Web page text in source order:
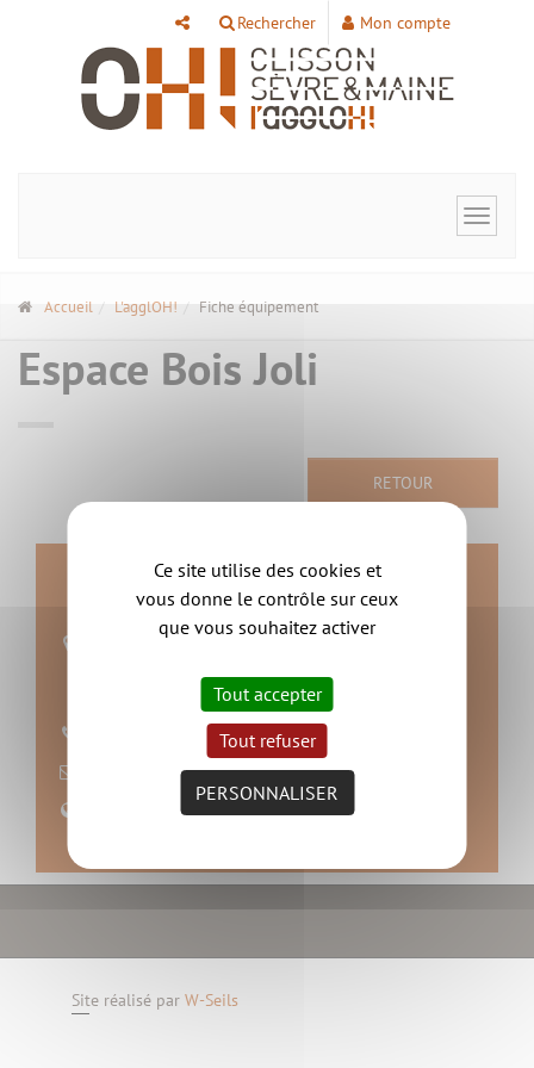
Rechercher Mon compte
Toggle
Accueil L'agglOH! Fiche équipement
Espace Bois Joli
RETOUR
Contact
Mairie de Château-Thébaud
44690 Château-Thébaud
nous contacter
Site réalisé par W-Seils
Panneau de gestion des cookies
Ce site utilise des cookies et
vous donne le contrôle sur ceux
que vous souhaitez activer
Tout accepter
Tout refuser
PERSONNALISER